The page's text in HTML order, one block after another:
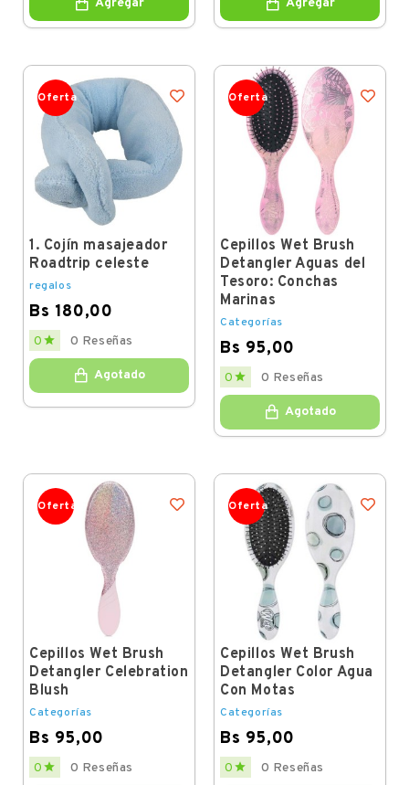
Agregar Agregar
Oferta
1. Cojín masajeador
Roadtrip celeste
regalos
Bs 180,00
Price
0  0 Reseñas
Agotado
Oferta
Cepillos Wet Brush
Detangler Aguas del
Tesoro: Conchas
Marinas
Categorías
Bs 95,00
Price
0  0 Reseñas
Agotado
Oferta
Cepillos Wet Brush
Detangler Celebration
Blush
Categorías
Bs 95,00
Price
0  0 Reseñas
Oferta
Cepillos Wet Brush
Detangler Color Agua
Con Motas
Categorías
Bs 95,00
Price
0  0 Reseñas